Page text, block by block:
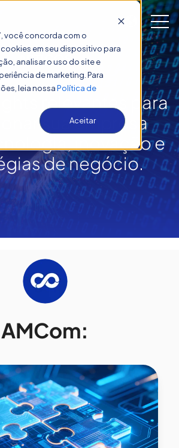
você concorda com o
em seu dispositivo para
analisar o uso do site e
de marketing. Para
leia nossaPolítica de
Aceitar
ARTIGOS
Artigos
relevantes para
ar suaempresa
inovação e
de negócio.
AMCom: